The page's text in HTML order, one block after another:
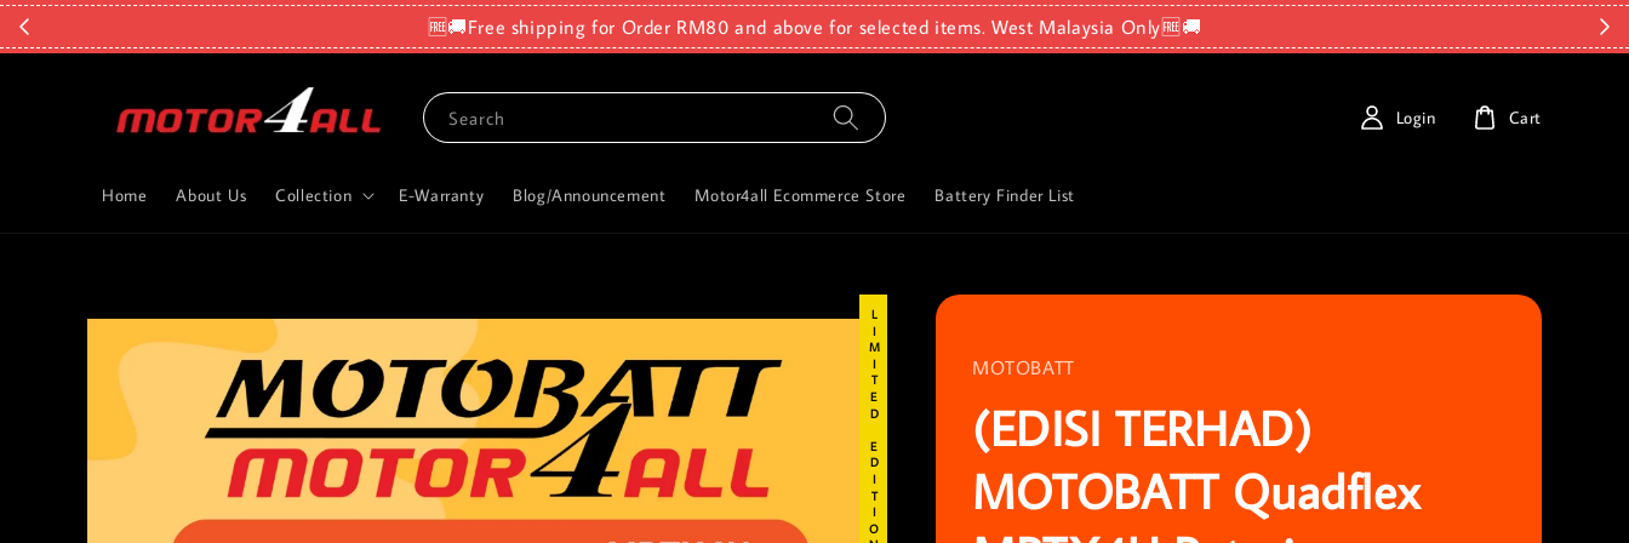
🆓🚚Free shipping for Order RM80 and above for selected items. West Malaysia Only🆓🚚
Search
Home About Us Collection E-Warranty Blog/Announcement Motor4all Ecommerce Store Battery Finder List
Login Cart
LIMITED EDITION MOTOBATT
(EDISI TERHAD)
MOTOBATT Quadflex